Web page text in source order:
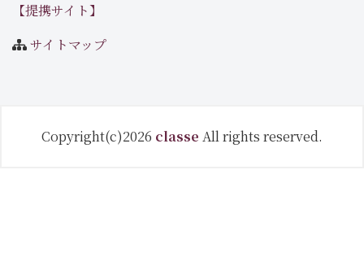
【提携サイト】
サイトマップ
Copyright(c)2026 classe All rights reserved.